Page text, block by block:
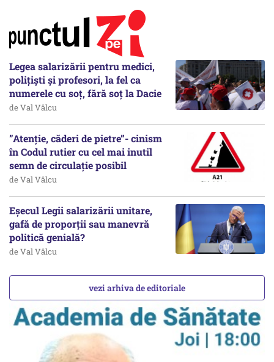
Legea salarizării pentru medici,
polițiști și profesori, la fel ca
numerele cu soț, fără soț la Dacie
de Val Vâlcu
”Atenție, căderi de pietre”- cinism
în Codul rutier cu cel mai inutil
semn de circulație posibil
de Val Vâlcu
Eșecul Legii salarizării unitare,
gafă de proporții sau manevră
politică genială?
de Val Vâlcu
vezi arhiva de editoriale